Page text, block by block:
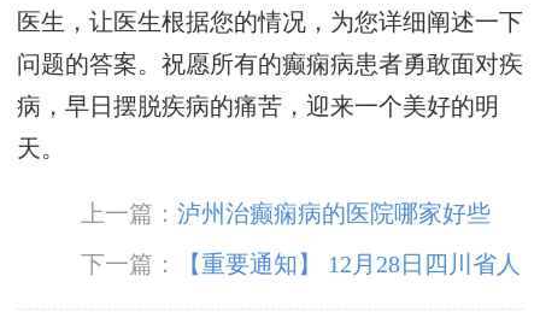
医生，让医生根据您的情况，为您详细阐述一下
问题的答案。祝愿所有的癫痫病患者勇敢面对疾
病，早日摆脱疾病的痛苦，迎来一个美好的明
天。
上一篇：泸州治癫痫病的医院哪家好些
下一篇：
【重要通知】 12月28日四川省人
民医院到我院坐诊 仅限10名，赶紧预约